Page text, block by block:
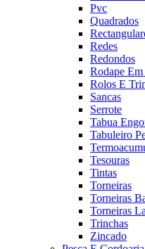
Pvc
Quadrados
Redes
Redondos
Rodape
Rolos E
Sancas
Serrote
Tabua
Tabuleiro
Tesouras
Tintas
Torneiras
Torneiras
Torneiras
Trinchas
Zincado